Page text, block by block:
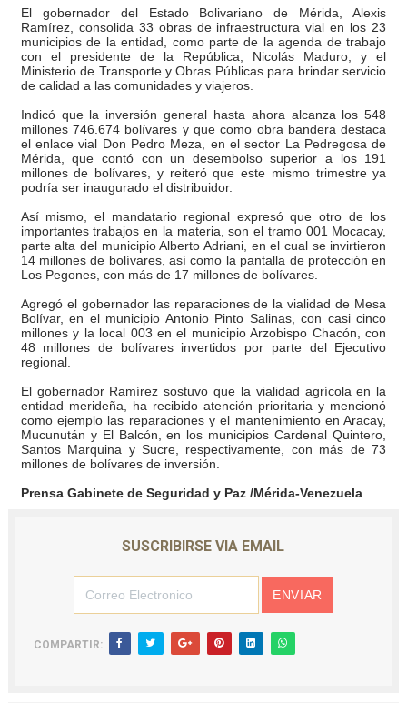
Iniciación al yoga reúne a diversos clubes deportivos
Mincomunas impulsa el autogobierno en Mérida con
‎Unión cívico militar rindió honores a la Bandera
Gobernación de Mérida realizó jornada socialista en
Inicia el Plan Cultura Vacacional 2026 en el estado
Ibime inició tradicional plan vacacional Aventuras en
Merideños disfrutarán del Plan Agosto Escuelas
Recreación y formación fortalecen la integración
Consolidan planificación técnica en el Complejo
Mérida fortalece su reserva deportiva de cara a
El gobernador del Estado Bolivariano de Mérida, Alexis
Ramírez, consolida 33 obras de infraestructura vial en los 23
municipios de la entidad, como parte de la agenda de trabajo
con el presidente de la República, Nicolás Maduro, y el
Ministerio de Transporte y Obras Públicas para brindar servicio
de calidad a las comunidades y viajeros.
Indicó que la inversión general hasta ahora alcanza los 548
millones 746.674 bolívares y que como obra bandera destaca
el enlace vial Don Pedro Meza, en el sector La Pedregosa de
Mérida, que contó con un desembolso superior a los 191
millones de bolívares, y reiteró que este mismo trimestre ya
podría ser inaugurado el distribuidor.
Así mismo, el mandatario regional expresó que otro de los
importantes trabajos en la materia, son el tramo 001 Mocacay,
parte alta del municipio Alberto Adriani, en el cual se invirtieron
14 millones de bolívares, así como la pantalla de protección en
Los Pegones, con más de 17 millones de bolívares.
Agregó el gobernador las reparaciones de la vialidad de Mesa
Bolívar, en el municipio Antonio Pinto Salinas, con casi cinco
millones y la local 003 en el municipio Arzobispo Chacón, con
48 millones de bolívares invertidos por parte del Ejecutivo
regional.
El gobernador Ramírez sostuvo que la vialidad agrícola en la
entidad merideña, ha recibido atención prioritaria y mencionó
como ejemplo las reparaciones y el mantenimiento en Aracay,
Mucunután y El Balcón, en los municipios Cardenal Quintero,
Santos Marquina y Sucre, respectivamente, con más de 73
millones de bolívares de inversión.
Prensa Gabinete de Seguridad y Paz /Mérida-Venezuela
SUSCRIBIRSE VIA EMAIL
COMPARTIR: